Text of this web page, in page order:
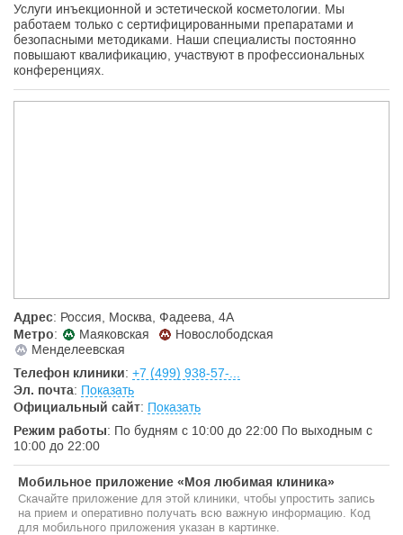
Услуги инъекционной и эстетической косметологии. Мы
работаем только с сертифицированными препаратами и
безопасными методиками. Наши специалисты постоянно
повышают квалификацию, участвуют в профессиональных
конференциях.
Адрес: Россия, Москва, Фадеева, 4А
Метро: Маяковская
Новослободская
Менделеевская
Телефон клиники: +7 (499) 938-57-...
Эл. почта: Показать
Официальный сайт: Показать
Режим работы: По будням с 10:00 до 22:00 По выходным с
10:00 до 22:00
Мобильное приложение «Моя любимая клиника»
Скачайте приложение для этой клиники, чтобы упростить запись
на прием и оперативно получать всю важную информацию. Код
для мобильного приложения указан в картинке.